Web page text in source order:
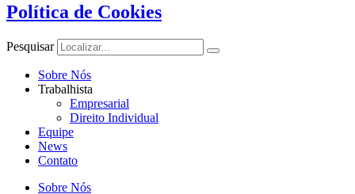
Política de Cookies
Pesquisar
Sobre Nós
Trabalhista
Empresarial
Direito Individual
Equipe
News
Contato
Sobre Nós